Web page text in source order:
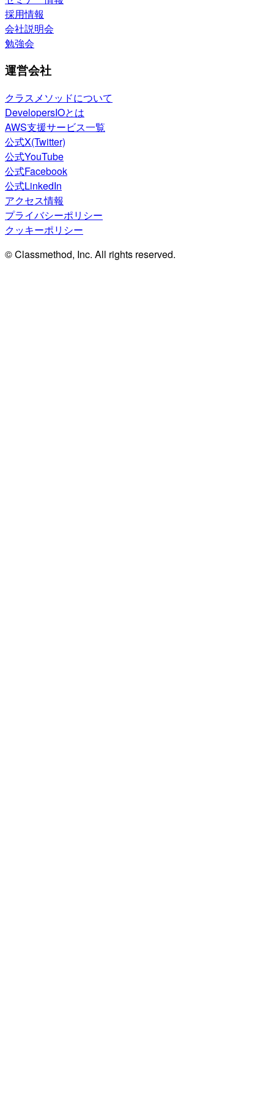
採用情報
会社説明会
勉強会
運営会社
クラスメソッドについて
DevelopersIOとは
AWS支援サービス一覧
公式X(Twitter)
公式YouTube
公式Facebook
公式LinkedIn
アクセス情報
プライバシーポリシー
クッキーポリシー
© Classmethod, Inc. All rights reserved.